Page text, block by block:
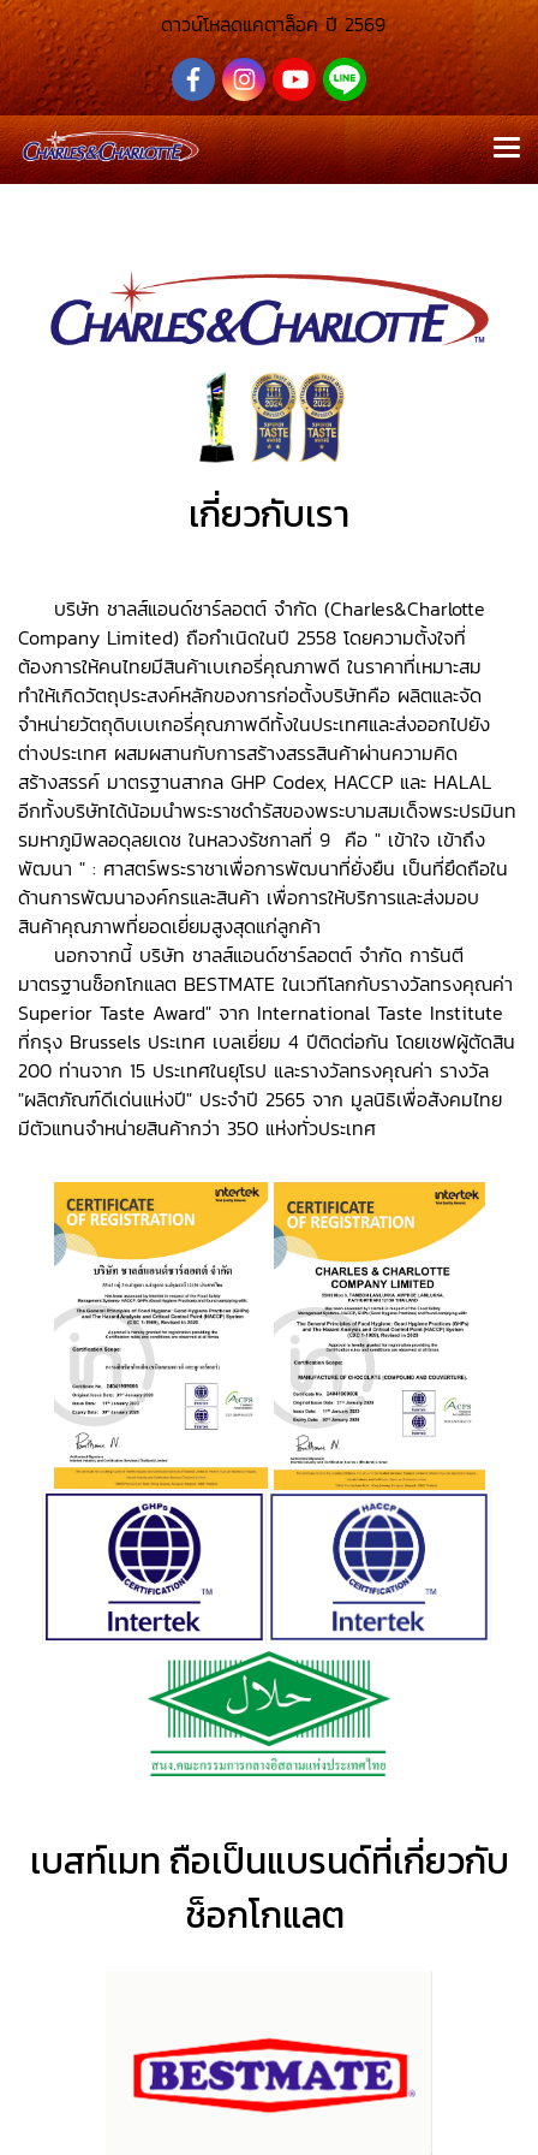
ดาวน์โหลดแคตาล็อค ปี 2569
เกี่ยวกับเรา
บริษัท ชาลส์แอนด์ชาร์ลอตต์ จำกัด (Charles&Charlotte
Company Limited) ถือกำเนิดในปี 2558 โดยความตั้งใจที่
ต้องการให้คนไทยมีสินค้าเบเกอรี่คุณภาพดี ในราคาที่เหมาะสม
ทำให้เกิดวัตถุประสงค์หลักของการก่อตั้งบริษัทคือ ผลิตและจัด
จำหน่ายวัตถุดิบเบเกอรี่คุณภาพดีทั้งในประเทศและส่งออกไปยัง
ต่างประเทศ ผสมผสานกับการสร้างสรรสินค้าผ่านความคิด
สร้างสรรค์ มาตรฐานสากล GHP Codex, HACCP และ HALAL
อีกทั้งบริษัทได้น้อมนำพระราชดำรัสของพระบามสมเด็จพระปรมินท
รมหาภูมิพลอดุลยเดช ในหลวงรัชกาลที่ 9 คือ " เข้าใจ เข้าถึง
พัฒนา " : ศาสตร์พระราชาเพื่อการพัฒนาที่ยั่งยืน เป็นที่ยึดถือใน
ด้านการพัฒนาองค์กรและสินค้า เพื่อการให้บริการและส่งมอบ
สินค้าคุณภาพที่ยอดเยี่ยมสูงสุดแก่ลูกค้า
นอกจากนี้ บริษัท ชาลส์แอนด์ชาร์ลอตต์ จำกัด การันตี
มาตรฐานช็อกโกแลต BESTMATE ในเวทีโลกกับรางวัลทรงคุณค่า
Superior Taste Award" จาก International Taste Institute
ที่กรุง Brussels ประเทศ เบลเยี่ยม 4 ปีติดต่อกัน โดยเชฟผู้ตัดสิน
200 ท่านจาก 15 ประเทศในยุโรป และรางวัลทรงคุณค่า รางวัล
"ผลิตภัณฑ์ดีเด่นแห่งปี" ประจำปี 2565 จาก มูลนิธิเพื่อสังคมไทย
มีตัวแทนจำหน่ายสินค้ากว่า 350 แห่งทั่วประเทศ
เบสท์เมท ถือเป็นแบรนด์ที่เกี่ยวกับ
ช็อกโกแลต